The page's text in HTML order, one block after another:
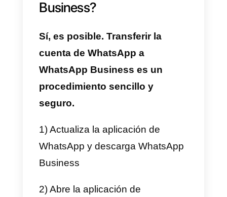
mecanismos de automatización
adicionales con WhatsApp
Business (como por ejemplo
distribuir automáticamente los
chats de WhatsApp Business
entre los distintos miembros de
un equipo empresarial), será
necesario optar por soluciones